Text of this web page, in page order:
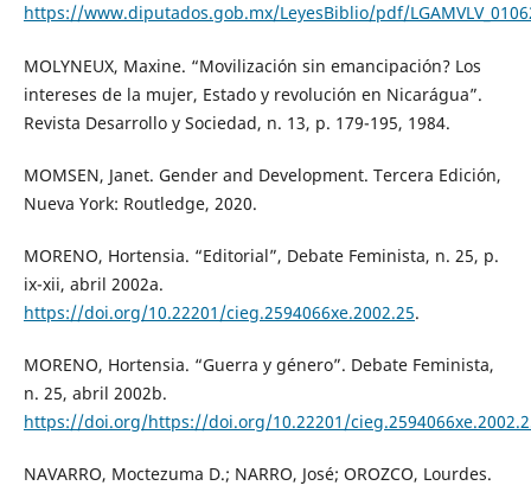
https://www.diputados.gob.mx/LeyesBiblio/pdf/
MOLYNEUX, Maxine. “Movilización sin emancipación? Los
intereses de la mujer, Estado y revolución en Nicarágua”.
Revista Desarrollo y Sociedad, n. 13, p. 179-195, 1984.
MOMSEN, Janet. Gender and Development. Tercera Edición,
Nueva York: Routledge, 2020.
MORENO, Hortensia. “Editorial”, Debate Feminista, n. 25, p.
ix-xii, abril 2002a.
https://doi.org/10.22201/cieg.2594066xe.2002.25.
MORENO, Hortensia. “Guerra y género”. Debate Feminista,
n. 25, abril 2002b.
https://doi.org/https://doi.org/10.22201/
NAVARRO, Moctezuma D.; NARRO, José; OROZCO, Lourdes.